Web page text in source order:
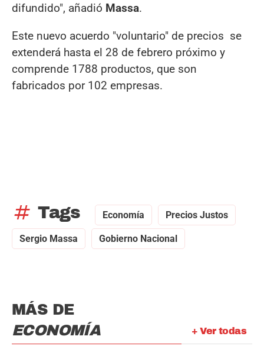
difundido", añadió Massa.
Este nuevo acuerdo "voluntario" de precios se
extenderá hasta el 28 de febrero próximo y
comprende 1788 productos, que son
fabricados por 102 empresas.
tag Tags Economía Precios Justos
Sergio Massa Gobierno Nacional
+ Ver todas
MÁS DE
ECONOMÍA